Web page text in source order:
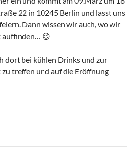
22 in 10245 Berlin und lasst uns
Dann wissen wir auch, wo wir
auffinden… 😉
dort bei kühlen Drinks und zur
treffen und auf die Eröffnung